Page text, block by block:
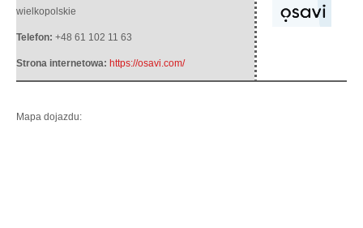
wielkopolskie
Telefon: +48 61 102 11 63
Strona internetowa: https://osavi.com/
Mapa dojazdu: